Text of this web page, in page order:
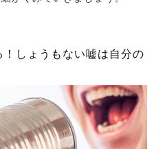
しょうもない嘘は自分の